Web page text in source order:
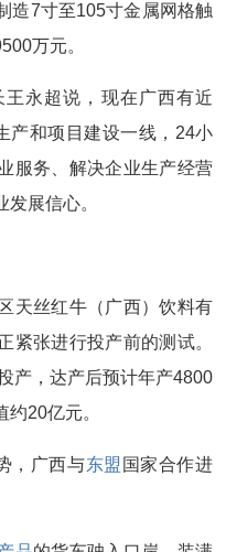
造7寸至105寸金属网格触
万元。
永超说，现在广西有近
产和项目建设一线，24小
服务、解决企业生产经营
展信心。
天丝红牛（广西）饮料有
紧张进行投产前的测试。
产，达产后预计年产4800
20亿元。
，广西与东盟 国家合作进